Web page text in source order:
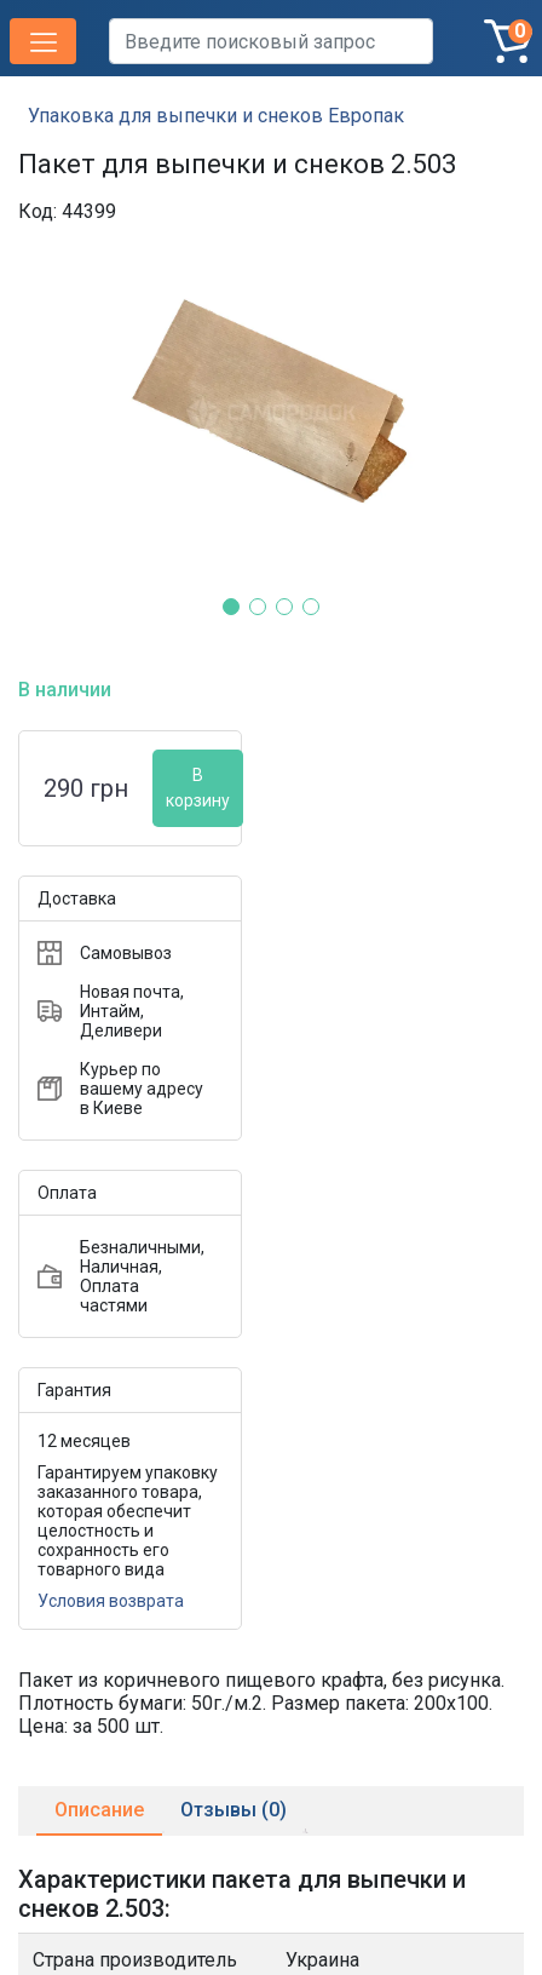
0
Упаковка для выпечки и снеков Европак
Пакет для выпечки и снеков 2.503
Код: 44399
В наличии
290 грн
В
корзину
Доставка
Самовывоз
Новая почта,
Интайм,
Деливери
Курьер по
вашему адресу
в Киеве
Оплата
Безналичными,
Наличная,
Оплата
частями
Гарантия
12 месяцев
Гарантируем упаковку
заказанного товара,
которая обеспечит
целостность и
сохранность его
товарного вида
Условия возврата
Пакет из коричневого пищевого крафта, без рисунка.
Плотность бумаги: 50г./м.2. Размер пакета: 200х100.
Цена: за 500 шт.
Описание Отзывы (0)
Характеристики пакета для выпечки и
снеков 2.503:
Страна производитель Украина